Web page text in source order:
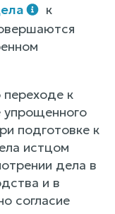
к
к
подготовке к
истцом
дела в
и в
согласие